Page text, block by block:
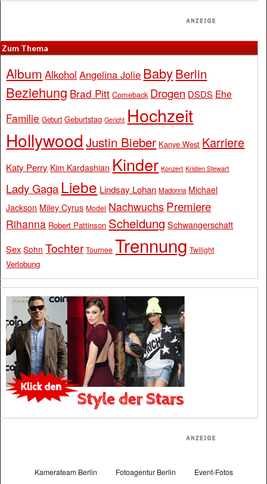
Zum Thema
Album Alkohol Angelina Jolie BabyBerlin
Beziehung Brad Pitt Comeback Drogen DSDS Ehe
Familie Geburt Geburtstag Gericht Hochzeit
Hollywood Justin Bieber Kanye West Karriere
Katy Perry Kim Kardashian Kinder Konzert Kristen Stewart
Lady Gaga Liebe Lindsay Lohan Madonna Michael
Jackson Miley Cyrus Model Nachwuchs Premiere
Rihanna Robert Pattinson Scheidung Schwangerschaft
Sex Sohn Tochter Tournee Trennung Twilight
Verlobung
Kamerateam Berlin Fotoagentur Berlin Event-Fotos